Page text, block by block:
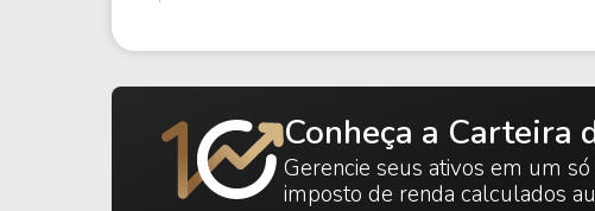
Conheça a Carteira
Gerencie seus ativos em um
imposto de renda calculados